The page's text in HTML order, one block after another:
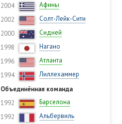
2004
Афины
2002
Солт-Лейк-Сити
2000
Сидней
1998
Нагано
1996
Атланта
1994
Лиллехаммер
Объединённая команда
1992
Барселона
1992
Альбервиль